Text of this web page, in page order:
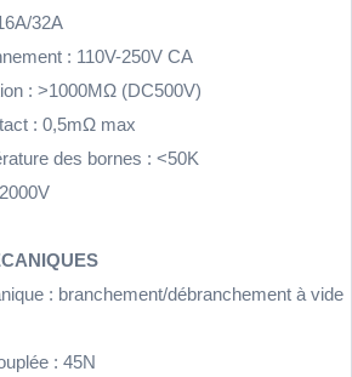
32A
: 110V-250V CA
: >1000MΩ (DC500V)
: 0,5mΩ max
des bornes : <50K
: branchement/débranchement à vide
: 45N